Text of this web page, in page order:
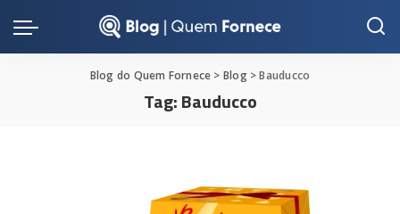
Blog do Quem Fornece > Blog>Bauducco
Tag:Bauducco